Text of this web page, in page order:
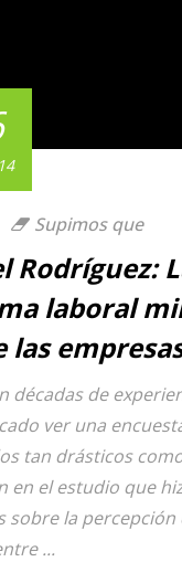
Supimos que
Rodríguez:
laboral
las
décadas de
ver una
tan drásticos
en el estudio que
sobre la
...